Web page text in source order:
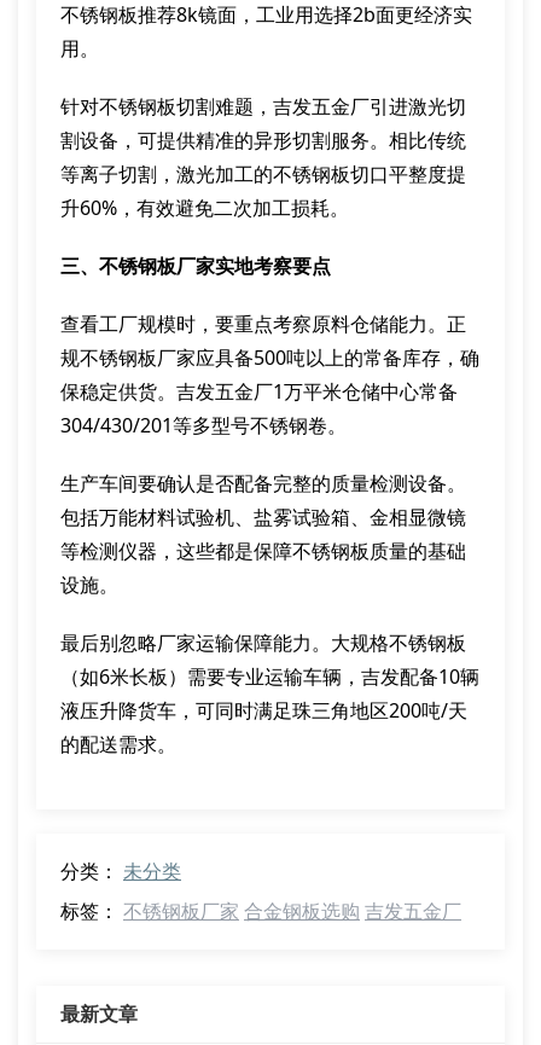
不锈钢板推荐8k镜面，工业用选择2b面更经济实
用。
针对不锈钢板切割难题，吉发五金厂引进激光切
割设备，可提供精准的异形切割服务。相比传统
等离子切割，激光加工的不锈钢板切口平整度提
升60%，有效避免二次加工损耗。
三、不锈钢板厂家实地考察要点
查看工厂规模时，要重点考察原料仓储能力。正
规不锈钢板厂家应具备500吨以上的常备库存，确
保稳定供货。吉发五金厂1万平米仓储中心常备
304/430/201等多型号不锈钢卷。
生产车间要确认是否配备完整的质量检测设备。
包括万能材料试验机、盐雾试验箱、金相显微镜
等检测仪器，这些都是保障不锈钢板质量的基础
设施。
最后别忽略厂家运输保障能力。大规格不锈钢板
（如6米长板）需要专业运输车辆，吉发配备10辆
液压升降货车，可同时满足珠三角地区200吨/天
的配送需求。
分类： 未分类
标签： 不锈钢板厂家 合金钢板选购 吉发五金厂
最新文章